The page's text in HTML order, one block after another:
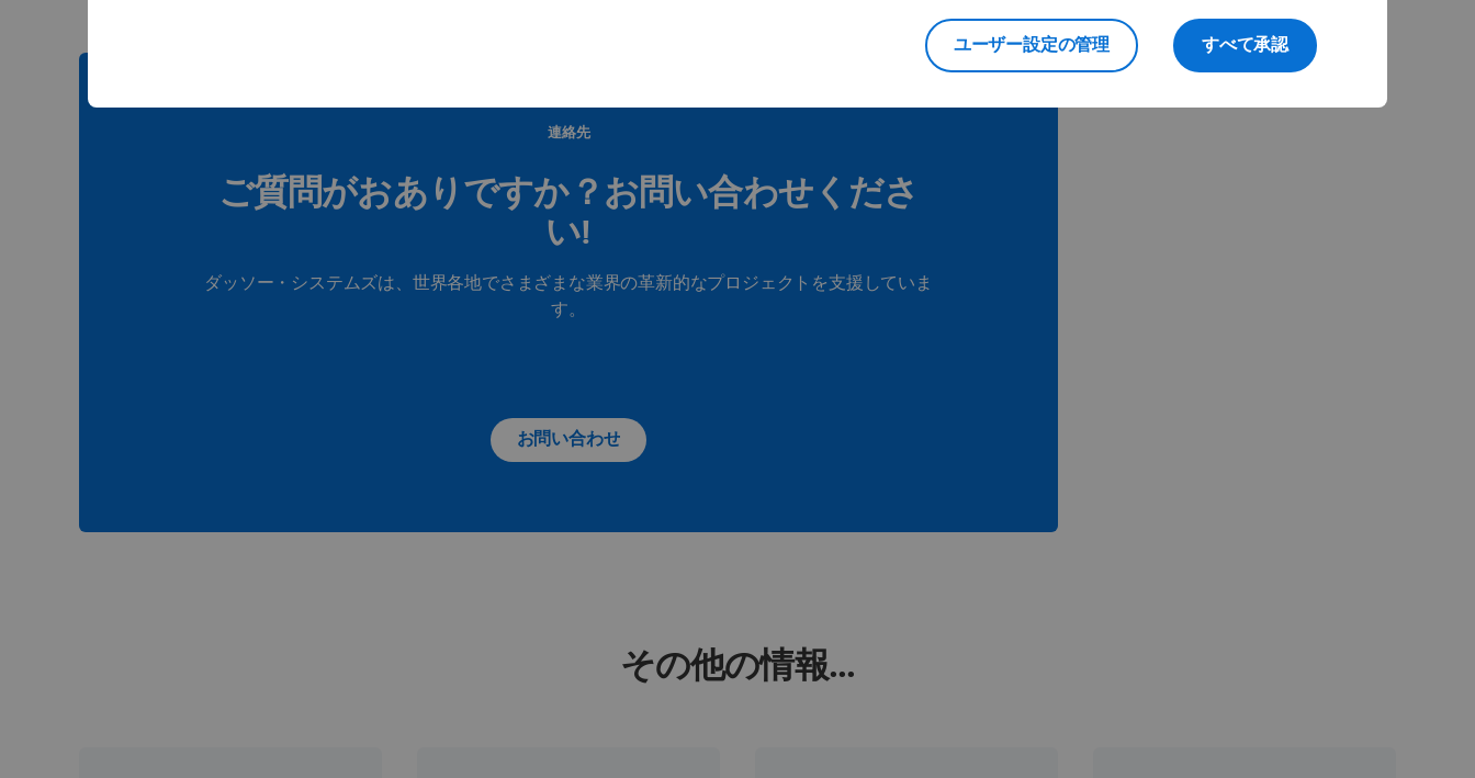
連絡先
ご質問がおありですか？お問い合わせくださ
い!
ダッソー・システムズは、世界各地でさまざまな業界の革新的なプロジェクトを支援していま
す。
お問い合わせ
その他の情報...
すべて承認
ユーザー設定の管理